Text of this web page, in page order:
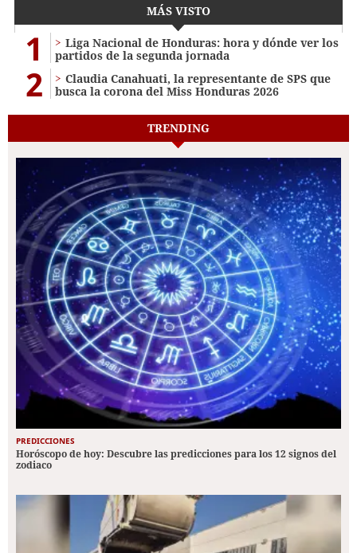
MÁS VISTO
1
Liga Nacional de Honduras: hora y dónde ver los
partidos de la segunda jornada
2
Claudia Canahuati, la representante de SPS que
busca la corona del Miss Honduras 2026
TRENDING
PREDICCIONES
Horóscopo de hoy: Descubre las predicciones para los 12 signos del
zodiaco